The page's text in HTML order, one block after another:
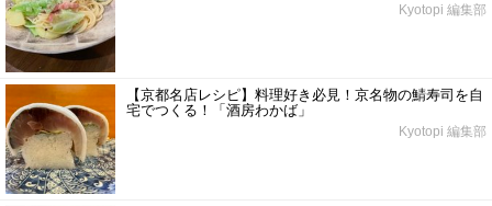
Kyotopi 編集部
【京都名店レシピ】料理好き必見！京名物の鯖寿司を自
宅でつくる！「酒房わかば」
Kyotopi 編集部